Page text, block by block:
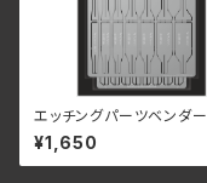
エッチングパーツベンダー
¥1,650